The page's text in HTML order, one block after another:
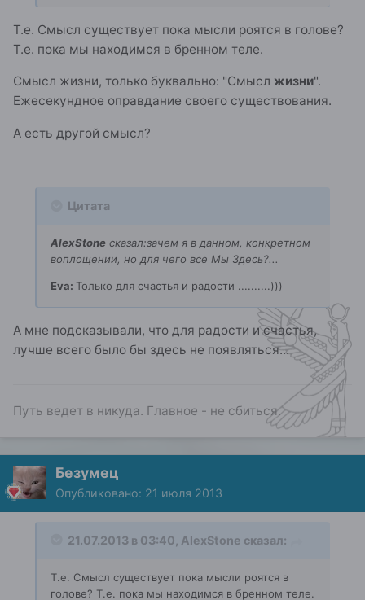
Т.е. Смысл существует пока мысли роятся в голове?
Т.е. пока мы находимся в бренном теле.
Смысл жизни, только буквально: "Смысл жизни".
Ежесекундное оправдание своего существования.
А есть другой смысл?
Цитата
AlexStone сказал:зачем я в данном, конкретном
воплощении, но для чего все Мы Здесь?...
Eva: Только для счастья и радости ..........)))
А мне подсказывали, что для радости и счастья,
лучше всего было бы здесь не появляться...
Путь ведет в никуда. Главное - не сбиться.
Безумец
Опубликовано: 21 июля 2013
21.07.2013 в 03:40, AlexStone сказал:
Т.е. Смысл существует пока мысли роятся в
голове? Т.е. пока мы находимся в бренном теле.